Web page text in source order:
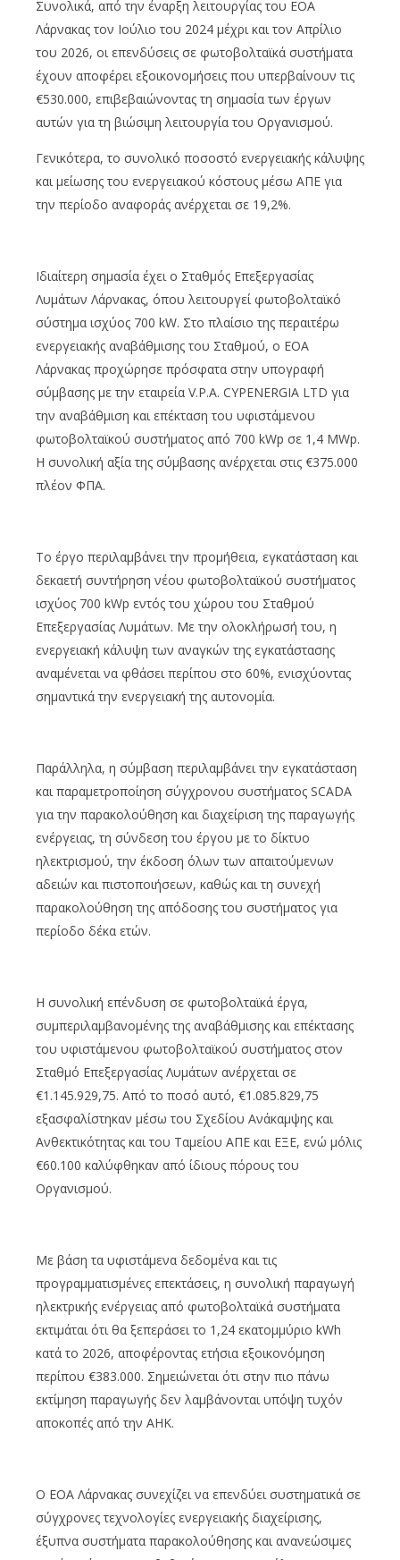
Συνολικά, από την έναρξη λειτουργίας του ΕΟΑ
Λάρνακας τον Ιούλιο του 2024 μέχρι και τον Απρίλιο
του 2026, οι επενδύσεις σε φωτοβολταϊκά συστήματα
έχουν αποφέρει εξοικονομήσεις που υπερβαίνουν τις
€530.000, επιβεβαιώνοντας τη σημασία των έργων
αυτών για τη βιώσιμη λειτουργία του Οργανισμού.
Γενικότερα, το συνολικό ποσοστό ενεργειακής κάλυψης
και μείωσης του ενεργειακού κόστους μέσω ΑΠΕ για
την περίοδο αναφοράς ανέρχεται σε 19,2%.
Ιδιαίτερη σημασία έχει ο Σταθμός Επεξεργασίας
Λυμάτων Λάρνακας, όπου λειτουργεί φωτοβολταϊκό
σύστημα ισχύος 700 kW. Στο πλαίσιο της περαιτέρω
ενεργειακής αναβάθμισης του Σταθμού, ο ΕΟΑ
Λάρνακας προχώρησε πρόσφατα στην υπογραφή
σύμβασης με την εταιρεία V.P.A. CYPENERGIA LTD για
την αναβάθμιση και επέκταση του υφιστάμενου
φωτοβολταϊκού συστήματος από 700 kWp σε 1,4 MWp.
Η συνολική αξία της σύμβασης ανέρχεται στις €375.000
πλέον ΦΠΑ.
Το έργο περιλαμβάνει την προμήθεια, εγκατάσταση και
δεκαετή συντήρηση νέου φωτοβολταϊκού συστήματος
ισχύος 700 kWp εντός του χώρου του Σταθμού
Επεξεργασίας Λυμάτων. Με την ολοκλήρωσή του, η
ενεργειακή κάλυψη των αναγκών της εγκατάστασης
αναμένεται να φθάσει περίπου στο 60%, ενισχύοντας
σημαντικά την ενεργειακή της αυτονομία.
Παράλληλα, η σύμβαση περιλαμβάνει την εγκατάσταση
και παραμετροποίηση σύγχρονου συστήματος SCADA
για την παρακολούθηση και διαχείριση της παραγωγής
ενέργειας, τη σύνδεση του έργου με το δίκτυο
ηλεκτρισμού, την έκδοση όλων των απαιτούμενων
αδειών και πιστοποιήσεων, καθώς και τη συνεχή
παρακολούθηση της απόδοσης του συστήματος για
περίοδο δέκα ετών.
Η συνολική επένδυση σε φωτοβολταϊκά έργα,
συμπεριλαμβανομένης της αναβάθμισης και επέκτασης
του υφιστάμενου φωτοβολταϊκού συστήματος στον
Σταθμό Επεξεργασίας Λυμάτων ανέρχεται σε
€1.145.929,75. Από το ποσό αυτό, €1.085.829,75
εξασφαλίστηκαν μέσω του Σχεδίου Ανάκαμψης και
Ανθεκτικότητας και του Ταμείου ΑΠΕ και ΕΞΕ, ενώ μόλις
€60.100 καλύφθηκαν από ίδιους πόρους του
Οργανισμού.
Με βάση τα υφιστάμενα δεδομένα και τις
προγραμματισμένες επεκτάσεις, η συνολική παραγωγή
ηλεκτρικής ενέργειας από φωτοβολταϊκά συστήματα
εκτιμάται ότι θα ξεπεράσει το 1,24 εκατομμύριο kWh
κατά το 2026, αποφέροντας ετήσια εξοικονόμηση
περίπου €383.000. Σημειώνεται ότι στην πιο πάνω
εκτίμηση παραγωγής δεν λαμβάνονται υπόψη τυχόν
αποκοπές από την ΑΗΚ.
Ο ΕΟΑ Λάρνακας συνεχίζει να επενδύει συστηματικά σε
σύγχρονες τεχνολογίες ενεργειακής διαχείρισης,
έξυπνα συστήματα παρακολούθησης και ανανεώσιμες